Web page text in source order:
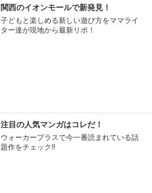
関西のイオンモールで新発見！
子どもと楽しめる新しい遊び方をママライ
ター達が現地から最新リポ！
注目の人気マンガはコレだ！
ウォーカープラスで今一番読まれている話
題作をチェック!!